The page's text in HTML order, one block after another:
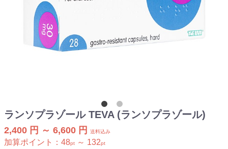
ランソプラゾール TEVA (ランソプラゾール)
2,400 円 ～ 6,600 円 送料込み
加算ポイント： 48pt ～ 132pt